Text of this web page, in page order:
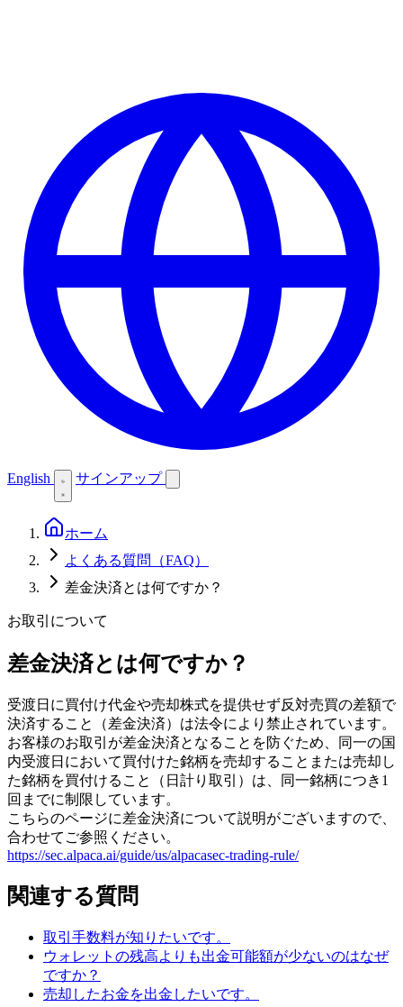
English サインアップ
ホーム
よくある質問（FAQ）
差金決済とは何ですか？
お取引について
差金決済とは何ですか？
受渡日に買付け代金や売却株式を提供せず反対売買の差額で
決済すること（差金決済）は法令により禁止されています。
お客様のお取引が差金決済となることを防ぐため、同一の国
内受渡日において買付けた銘柄を売却することまたは売却し
た銘柄を買付けること（日計り取引）は、同一銘柄につき1
回までに制限しています。
こちらのページに差金決済について説明がございますので、
合わせてご参照ください。
https://sec.alpaca.ai/guide/us/alpacasec-trading-rule/
関連する質問
取引手数料が知りたいです。
ウォレットの残高よりも出金可能額が少ないのはなぜ
ですか？
売却したお金を出金したいです。